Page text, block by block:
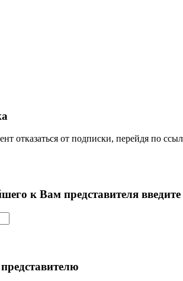
отказаться от подписки, перейдя по
к Вам представителя введите